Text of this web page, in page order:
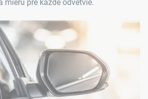
mieru pre každé odvetvie.